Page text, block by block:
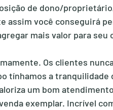
de dono/
assim você conseguirá
mais valor para seu
Os clientes
tínhamos a
um bom
exemplar. Incrível